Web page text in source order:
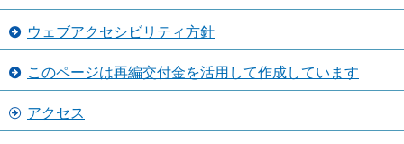
ウェブアクセシビリティ方針
このページは再編交付金を活用して作成しています
アクセス